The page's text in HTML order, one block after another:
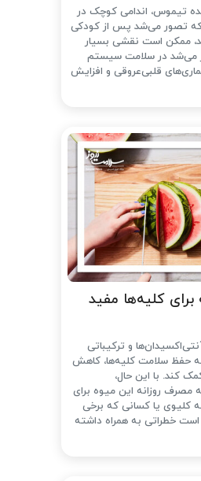
تیموس، اندامی کوچک در
تصور می‌شد پس از کودکی
ممکن است نقشی بسیار
می‌شد در سلامت سیستم
قلبی‌عروقی و افزایش
برای کلیه‌ها مفید
و ترکیباتی
به حفظ سلامت کلیه‌ها، کاهش
کند. با این حال،
روزانه این میوه برای
کلیوی یا کسانی که برخی
خطراتی به همراه داشته